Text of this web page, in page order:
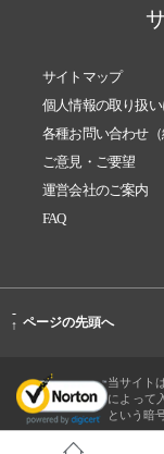
サイトマップ
個人情報の取り扱
各種お問い合わせ（
ご意見・ご要望
運営会社のご案内
FAQ
-
↑ ページの先頭へ
当サイト
によって
という暗